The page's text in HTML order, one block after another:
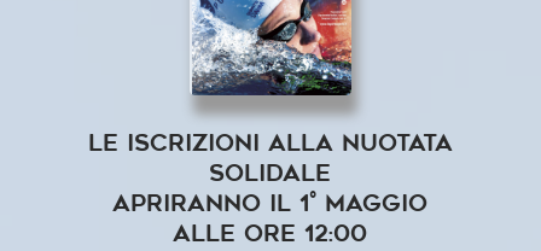
LE ISCRIZIONI ALLA NUOTATA
SOLIDALE
APRIRANNO IL 1° MAGGIO
ALLE ORE 12:00